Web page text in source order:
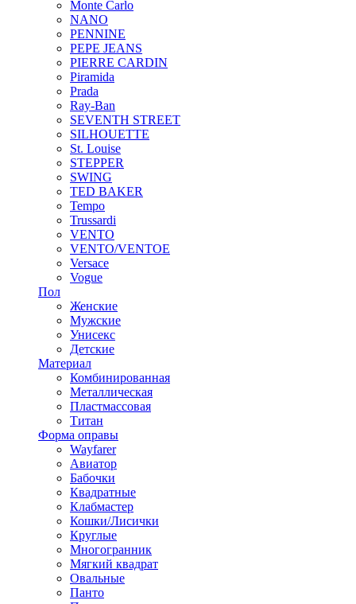
Monte Carlo
NANO
PENNINE
PEPE JEANS
PIERRE CARDIN
Piramida
Prada
Ray-Ban
SEVENTH STREET
SILHOUETTE
St. Louise
STEPPER
SWING
TED BAKER
Tempo
Trussardi
VENTO
VENTO/VENTOE
Versace
Vogue
Пол
Женские
Мужские
Унисекс
Детские
Материал
Комбинированная
Металлическая
Пластмассовая
Титан
Форма оправы
Wayfarer
Авиатор
Бабочки
Квадратные
Клабмастер
Кошки/Лисички
Круглые
Многогранник
Мягкий квадрат
Овальные
Панто